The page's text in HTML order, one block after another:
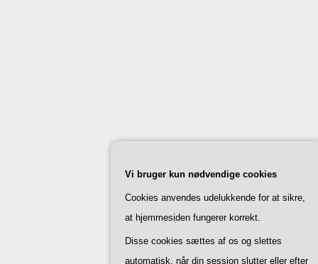
Vi bruger kun nødvendige cookies
Cookies anvendes udelukkende for at sikre,
at hjemmesiden fungerer korrekt.
Disse cookies sættes af os og slettes
automatisk, når din session slutter eller efter